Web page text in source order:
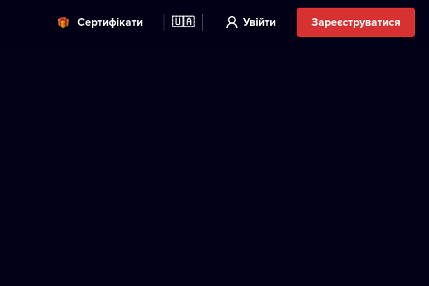
Cертифікати 🇺🇦 Увійти Зареєструватися